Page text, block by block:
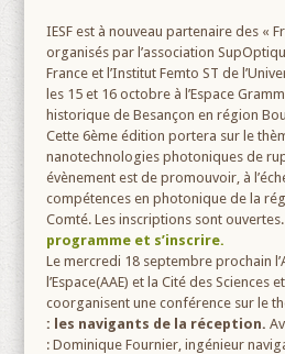
IESF est à nouveau partenaire des «
organisés par l’association
France et l’Institut Femto ST de
les 15 et 16 octobre à l’Espace
historique de Besançon en région
Cette 6ème édition portera sur le
nanotechnologies photoniques de
évènement est de promouvoir, à
compétences en photonique de la
Comté. Les inscriptions sont ouvertes.
programme et s’inscrire.
Le mercredi 18 septembre prochain
l’Espace(AAE) et la Cité des Sciences
coorganisent une conférence sur le
: les navigants de la réception.
: Dominique Fournier, ingénieur